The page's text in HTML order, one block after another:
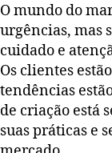
O mundo do
urgências, mas
cuidado e
Os clientes
tendências
de criação está
suas práticas e